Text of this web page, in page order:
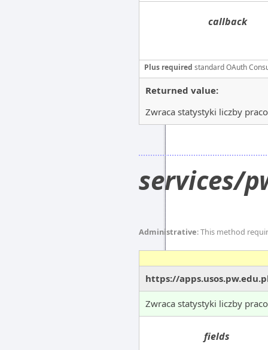
callback
Plus required standard OAuth
Returned value:
Zwraca statystyki liczby
services/
Administrative: This method
https://
Zwraca statystyki liczby
fields